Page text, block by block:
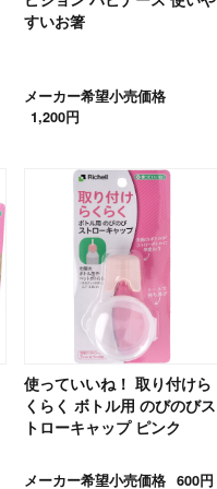
すいお箸
メーカー希望小売価格
1,200円
使っていいね！ 取り付けら
くらく ボトル用 のびのびス
トローキャップ ピンク
メーカー希望小売価格 600円